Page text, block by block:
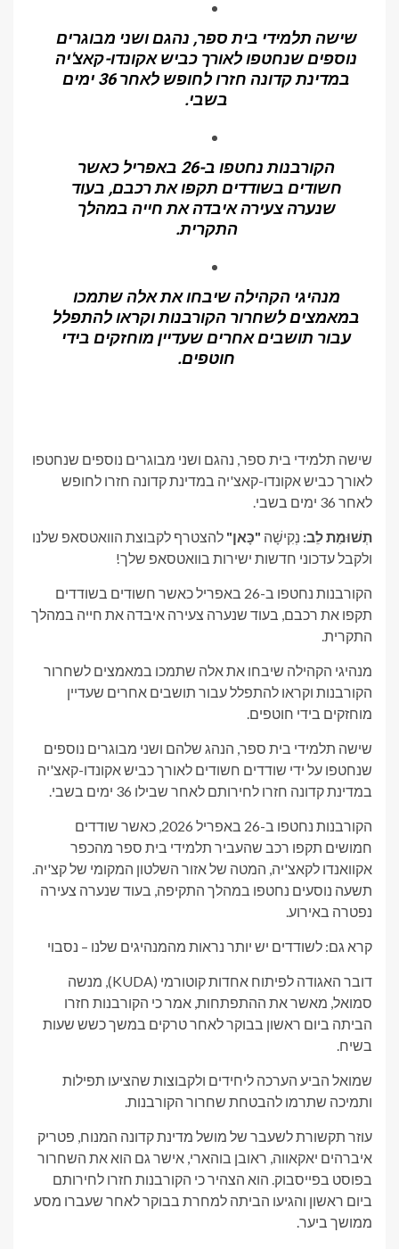
שישה תלמידי בית ספר, נהגם ושני מבוגרים
נוספים שנחטפו לאורך כביש אקונדו-קאצ'יה
במדינת קדונה חזרו לחופש לאחר 36 ימים
בשבי.
הקורבנות נחטפו ב-26 באפריל כאשר
חשודים בשודדים תקפו את רכבם, בעוד
שנערה צעירה איבדה את חייה במהלך
התקרית.
מנהיגי הקהילה שיבחו את אלה שתמכו
במאמצים לשחרור הקורבנות וקראו להתפלל
עבור תושבים אחרים שעדיין מוחזקים בידי
חוטפים.
שישה תלמידי בית ספר, נהגם ושני מבוגרים נוספים שנחטפו
לאורך כביש אקונדו-קאצ'יה במדינת קדונה חזרו לחופש
לאחר 36 ימים בשבי.
תְשׁוּמַת לֵב: נְקִישָׁה "כָּאן" להצטרף לקבוצת הוואטסאפ שלנו
ולקבל עדכוני חדשות ישירות בוואטסאפ שלך!
הקורבנות נחטפו ב-26 באפריל כאשר חשודים בשודדים
תקפו את רכבם, בעוד שנערה צעירה איבדה את חייה במהלך
התקרית.
מנהיגי הקהילה שיבחו את אלה שתמכו במאמצים לשחרור
הקורבנות וקראו להתפלל עבור תושבים אחרים שעדיין
מוחזקים בידי חוטפים.
שישה תלמידי בית ספר, הנהג שלהם ושני מבוגרים נוספים
שנחטפו על ידי שודדים חשודים לאורך כביש אקונדו-קאצ'יה
במדינת קדונה חזרו לחירותם לאחר שבילו 36 ימים בשבי.
הקורבנות נחטפו ב-26 באפריל 2026, כאשר שודדים
חמושים תקפו רכב שהעביר תלמידי בית ספר מהכפר
אקוואנדו לקאצ'יה, המטה של ​​אזור השלטון המקומי של קצ'יה.
תשעה נוסעים נחטפו במהלך התקיפה, בעוד שנערה צעירה
נפטרה באירוע.
קרא גם: לשודדים יש יותר נראות מהמנהיגים שלנו – נסבוי
דובר האגודה לפיתוח אחדות קוטורמי (KUDA), מנשה
סמואל, מאשר את ההתפתחות, אמר כי הקורבנות חזרו
הביתה ביום ראשון בבוקר לאחר טרקים במשך כשש שעות
בשיח.
שמואל הביע הערכה ליחידים ולקבוצות שהציעו תפילות
ותמיכה שתרמו להבטחת שחרור הקורבנות.
עוזר תקשורת לשעבר של מושל מדינת קדונה המנוח, פטריק
איברהים יאקאווה, ראובן בוהארי, אישר גם הוא את השחרור
בפוסט בפייסבוק. הוא הצהיר כי הקורבנות חזרו לחירותם
ביום ראשון והגיעו הביתה למחרת בבוקר לאחר שעברו מסע
ממושך ביער.